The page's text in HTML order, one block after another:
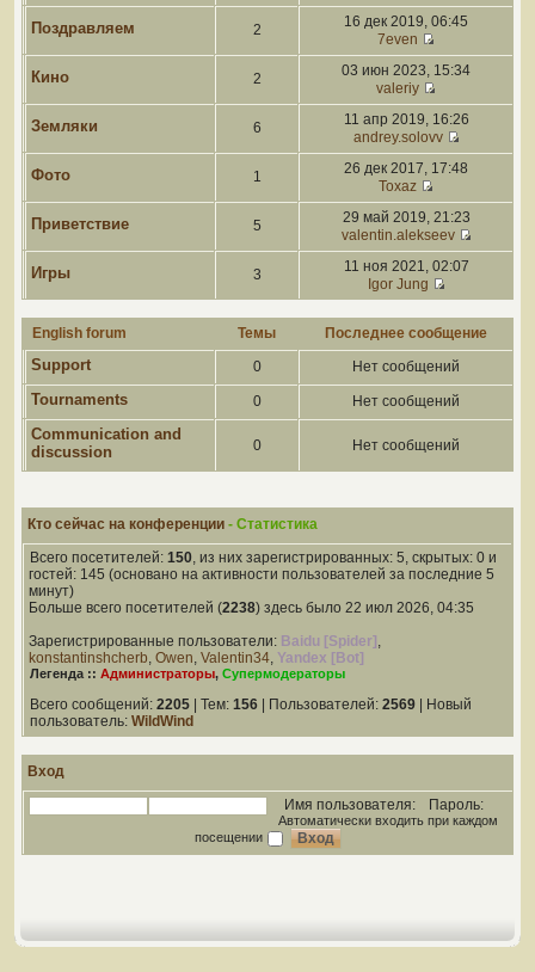
Поздравляем 2
16 дек 2019, 06:45
7even
Кино 2
03 июн 2023, 15:34
valeriy
Земляки 6
11 апр 2019, 16:26
andrey.solovv
Фото 1
26 дек 2017, 17:48
Toxaz
Приветствие 5
29 май 2019, 21:23
valentin.alekseev
Игры 3
11 ноя 2021, 02:07
Igor Jung
English forum Темы Последнее сообщение
Support 0 Нет сообщений
Tournaments 0 Нет сообщений
Communication and
discussion
0 Нет сообщений
Кто сейчас на конференции - Статистика
Всего посетителей: 150, из них зарегистрированных: 5, скрытых: 0 и
гостей: 145 (основано на активности пользователей за последние 5
минут)
Больше всего посетителей (2238) здесь было 22 июл 2026, 04:35
Зарегистрированные пользователи: Baidu [Spider] ,
konstantinshcherb, Owen, Valentin34, Yandex [Bot]
Легенда :: Администраторы, Супермодераторы
Всего сообщений: 2205 | Тем: 156 | Пользователей: 2569 | Новый
пользователь: WildWind
Вход
Имя пользователя:
Пароль:
Автоматически входить при каждом
посещении